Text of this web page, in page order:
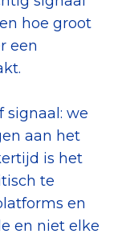
hoe groot
een
signaal: we
aan het
is het
te
en
en niet elke